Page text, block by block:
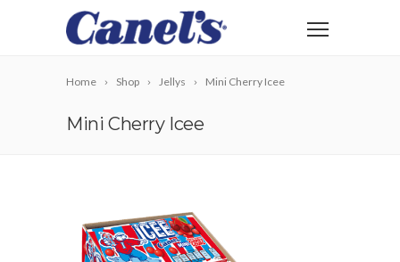
Home Shop Jellys Mini Cherry Icee
Mini Cherry Icee